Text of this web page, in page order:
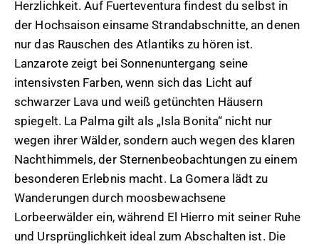
Herzlichkeit. Auf Fuerteventura findest du selbst in
der Hochsaison einsame Strandabschnitte, an denen
nur das Rauschen des Atlantiks zu hören ist.
Lanzarote zeigt bei Sonnenuntergang seine
intensivsten Farben, wenn sich das Licht auf
schwarzer Lava und weiß getünchten Häusern
spiegelt. La Palma gilt als „Isla Bonita“ nicht nur
wegen ihrer Wälder, sondern auch wegen des klaren
Nachthimmels, der Sternenbeobachtungen zu einem
besonderen Erlebnis macht. La Gomera lädt zu
Wanderungen durch moosbewachsene
Lorbeerwälder ein, während El Hierro mit seiner Ruhe
und Ursprünglichkeit ideal zum Abschalten ist. Die